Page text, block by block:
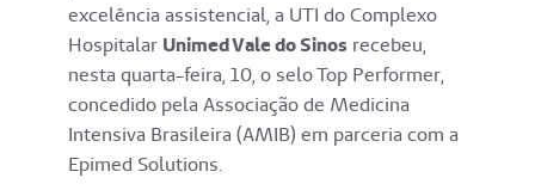
excelência assistencial, a UTI do Complexo
Hospitalar Unimed Vale do Sinos recebeu,
nesta quarta-feira, 10, o selo Top Performer,
concedido pela Associação de Medicina
Intensiva Brasileira (AMIB) em parceria com a
Epimed Solutions.